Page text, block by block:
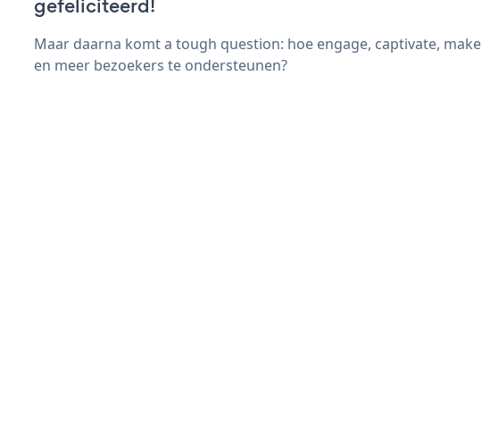
gefeliciteerd!
Maar daarna komt a tough question: hoe engage, captivate, make
en meer bezoekers te ondersteunen?